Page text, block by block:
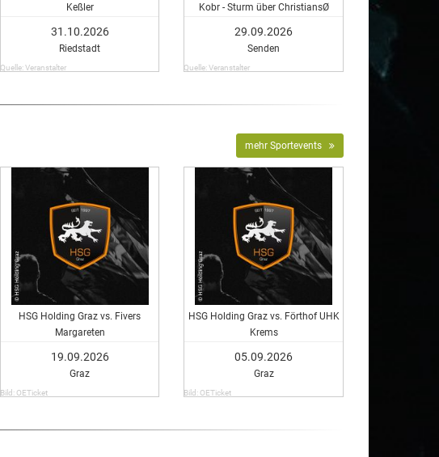
Keßler
31.10.2026
Riedstadt
Quelle: Veranstalter
Kobr - Sturm über ChristiansØ
29.09.2026
Senden
Quelle: Veranstalter
mehr Sportevents
HSG Holding Graz vs. Fivers
Margareten
19.09.2026
Graz
Bild: OETicket
HSG Holding Graz vs. Förthof UHK
Krems
05.09.2026
Graz
Bild: OETicket